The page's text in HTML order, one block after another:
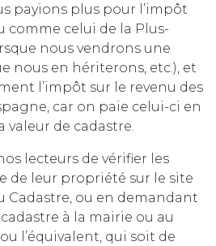
payions plus pour l’impôt
celui de la Plus-
nous vendrons une
nous en hériterons, etc.), et
l’impôt sur le revenu des
car on paie celui-ci en
de cadastre.
lecteurs de vérifier les
de leur propriété sur le site
Cadastre, ou en demandant
à la mairie ou au
l’équivalent, qui soit de